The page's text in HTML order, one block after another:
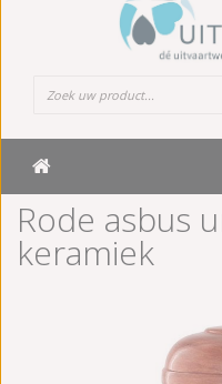
Rode asbus
keramiek